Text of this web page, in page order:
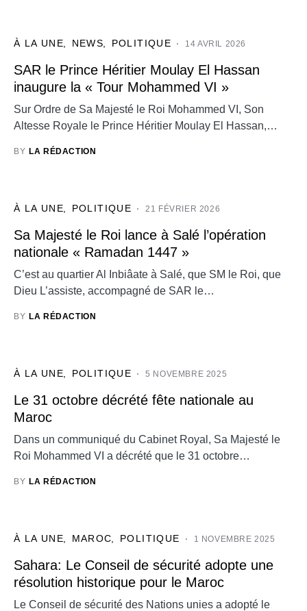
À LA UNE NEWS POLITIQUE 14 AVRIL 2026
SAR le Prince Héritier Moulay El Hassan
inaugure la « Tour Mohammed VI »
Sur Ordre de Sa Majesté le Roi Mohammed VI, Son
Altesse Royale le Prince Héritier Moulay El Hassan,…
BY LA RÉDACTION
À LA UNE POLITIQUE 21 FÉVRIER 2026
Sa Majesté le Roi lance à Salé l’opération
nationale « Ramadan 1447 »
C’est au quartier Al Inbiâate à Salé, que SM le Roi, que
Dieu L’assiste, accompagné de SAR le…
BY LA RÉDACTION
À LA UNE POLITIQUE 5 NOVEMBRE 2025
Le 31 octobre décrété fête nationale au
Maroc
Dans un communiqué du Cabinet Royal, Sa Majesté le
Roi Mohammed VI a décrété que le 31 octobre…
BY LA RÉDACTION
À LA UNE MAROC POLITIQUE 1 NOVEMBRE 2025
Sahara: Le Conseil de sécurité adopte une
résolution historique pour le Maroc
Le Conseil de sécurité des Nations unies a adopté le